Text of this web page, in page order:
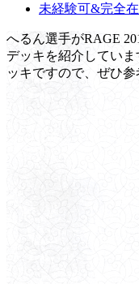
未経験可&完全
へるん選手がRAGE
デッキを紹介してい
ッキですので、ぜひ参